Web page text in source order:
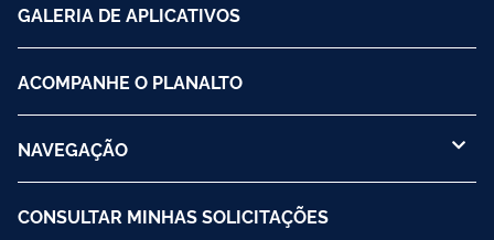
GALERIA DE APLICATIVOS
ACOMPANHE O PLANALTO
NAVEGAÇÃO
CONSULTAR MINHAS SOLICITAÇÕES